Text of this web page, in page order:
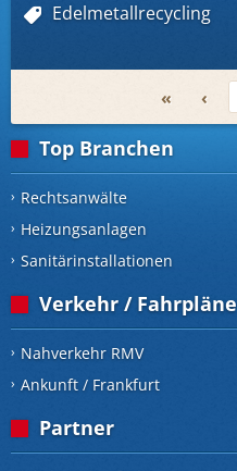
Edelmetallrecycling
« ‹
Top Branchen
Rechtsanwälte
Heizungsanlagen
Sanitärinstallationen
Verkehr / Fahrpläne
Nahverkehr RMV
Ankunft / Frankfurt
Partner